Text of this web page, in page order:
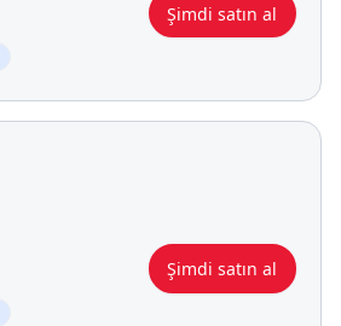
Şimdi satın al
Şimdi satın al